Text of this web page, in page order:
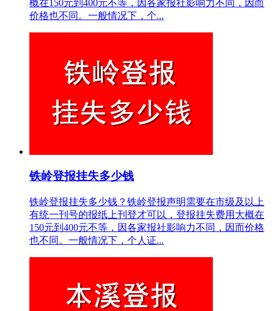
概在150元到400元不等，因各家报社影响力不同，因而
价格也不同。一般情况下，个...
铁岭登报挂失多少钱
铁岭登报挂失多少钱？铁岭登报声明需要在市级及以上
有统一刊号的报纸上刊登才可以，登报挂失费用大概在
150元到400元不等，因各家报社影响力不同，因而价格
也不同。一般情况下，个人证...